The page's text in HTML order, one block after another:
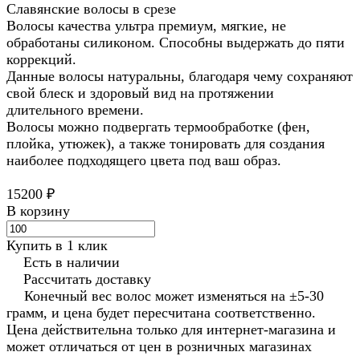
Славянские волосы в срезе
Волосы качества ультра премиум, мягкие, не
обработаны силиконом. Способны выдержать до пяти
коррекций.
Данные волосы натуральны, благодаря чему сохраняют
свой блеск и здоровый вид на протяжении
длительного времени.
Волосы можно подвергать термообработке (фен,
плойка, утюжек), а также тонировать для создания
наиболее подходящего цвета под ваш образ.
15200 ₽
В корзину
Купить в 1 клик
Есть в наличии
Рассчитать доставку
Конечный вес волос может изменяться на ±5-30
грамм, и цена будет пересчитана соответственно.
Цена действительна только для интернет-магазина и
может отличаться от цен в розничных магазинах